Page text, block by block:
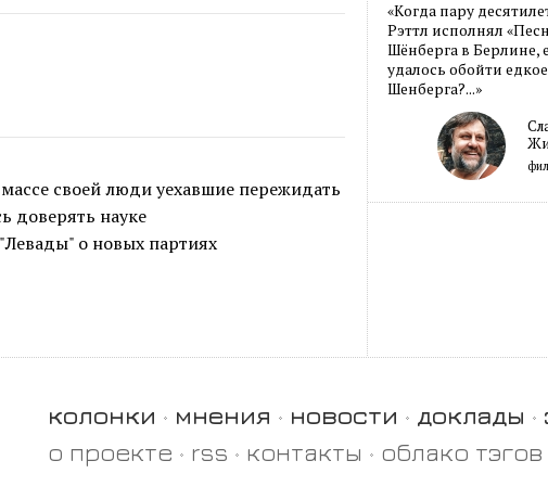
своей люди уехавшие пережидать
доверять науке
о новых партиях
«Когда пару
Рэттл исполнял
Шёнберга в Берлине,
удалось обойти
Шенберга?...»
колонки мнения новости доклады
о проекте
rss контакты облако тэгов